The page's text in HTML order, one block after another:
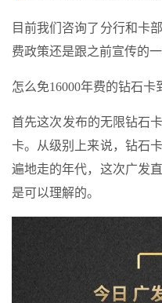
目前我们咨询了分行和卡
费政策还是跟之前宣传的一
怎么免16000年费的钻石卡
首先这次发布的无限钻石
卡。从级别上来说，钻石
遍地走的年代，这次广发
是可以理解的。